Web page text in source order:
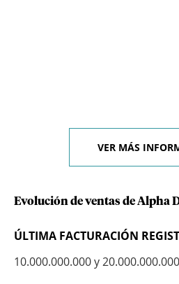
VER MÁS
Evolución de ventas de Alpha
ÚLTIMA FACTURACIÓN
10.000.000.000 y